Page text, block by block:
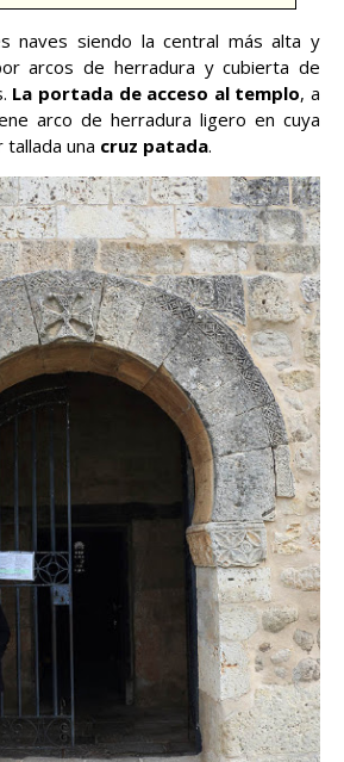
naves siendo la central más alta y
arcos de herradura y cubierta de
La portada de acceso al templo, a
arco de herradura ligero en cuya
una cruz patada.